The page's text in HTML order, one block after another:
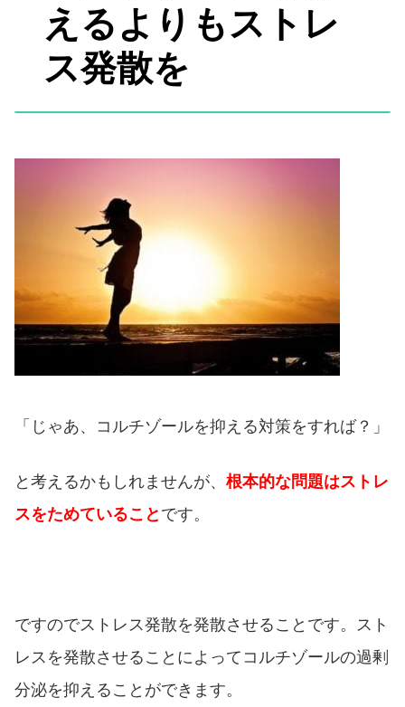
えるよりもストレ
ス発散を
「じゃあ、コルチゾールを抑える対策をすれば？」
と考えるかもしれませんが、 根本的な問題はストレ
スをためていること です。
ですのでストレス発散を発散させることです。スト
レスを発散させることによってコルチゾールの過剰
分泌を抑えることができます。